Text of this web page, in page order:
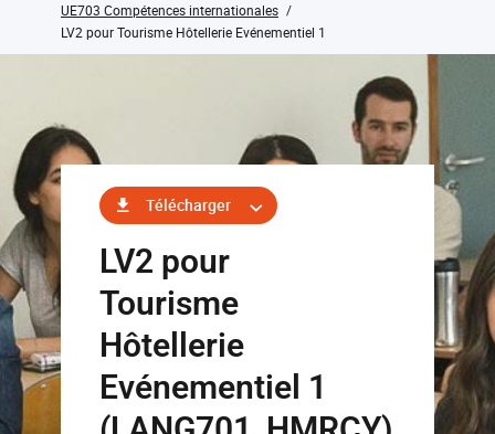
UE703 Compétences internationales
LV2 pour Tourisme Hôtellerie Evénementiel 1
Télécharger
LV2 pour
Tourisme
Hôtellerie
Evénementiel 1